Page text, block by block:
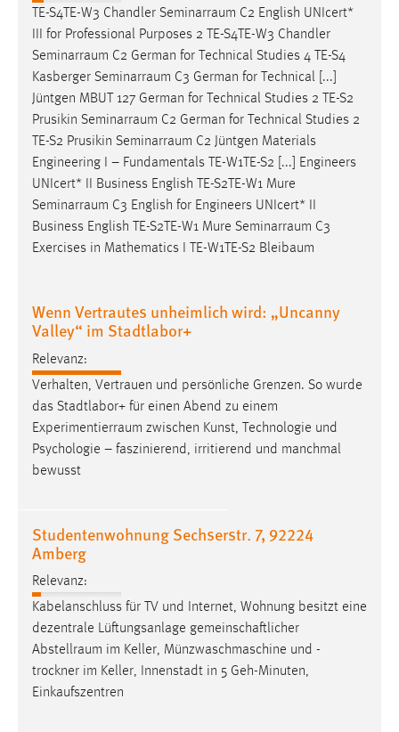
TE-S4TE-W3 Chandler Seminarraum C2 English UNIcert*
III for Professional Purposes 2 TE-S4TE-W3 Chandler
Seminarraum C2 German for Technical Studies 4 TE-S4
Kasberger Seminarraum C3 German for Technical [...]
Jüntgen MBUT 127 German for Technical Studies 2 TE-S2
Prusikin Seminarraum C2 German for Technical Studies 2
TE-S2 Prusikin Seminarraum C2 Jüntgen Materials
Engineering I – Fundamentals TE-W1TE-S2 [...] Engineers
UNIcert* II Business English TE-S2TE-W1 Mure
Seminarraum C3 English for Engineers UNIcert* II
Business English TE-S2TE-W1 Mure Seminarraum C3
Exercises in Mathematics I TE-W1TE-S2 Bleibaum
Wenn Vertrautes unheimlich wird: „Uncanny
Valley“ im Stadtlabor+
Relevanz:
Verhalten, Vertrauen und persönliche Grenzen. So wurde
das Stadtlabor+ für einen Abend zu einem
Experimentierraum zwischen Kunst, Technologie und
Psychologie – faszinierend, irritierend und manchmal
bewusst
Studentenwohnung Sechserstr. 7, 92224
Amberg
Relevanz:
Kabelanschluss für TV und Internet, Wohnung besitzt eine
dezentrale Lüftungsanlage gemeinschaftlicher
Abstellraum im Keller, Münzwaschmaschine und -
trockner im Keller, Innenstadt in 5 Geh-Minuten,
Einkaufszentren